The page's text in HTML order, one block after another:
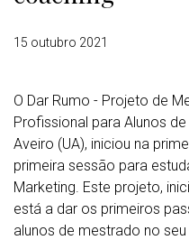
15 outubro 2021
O Dar Rumo - Projeto de
Profissional para Alunos
Aveiro (UA), iniciou na
primeira sessão para
Marketing. Este projeto,
está a dar os primeiros
alunos de mestrado no